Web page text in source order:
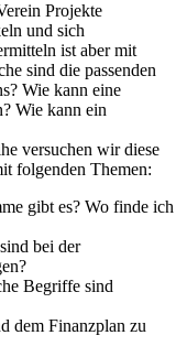
Projekte
und sich
ist aber mit
sind die passenden
Wie kann eine
Wie kann ein
versuchen wir diese
folgenden Themen:
gibt es? Wo finde ich
bei der
Begriffe sind
dem Finanzplan zu